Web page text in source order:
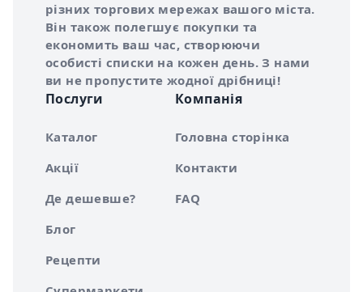
різних торгових мережах вашого міста.
Він також полегшує покупки та
економить ваш час, створюючи
особисті списки на кожен день. З нами
ви не пропустите жодної дрібниці!
Послуги
Каталог
Акції
Де дешевше?
Блог
Рецепти
Компанія
Головна сторінка
Контакти
FAQ